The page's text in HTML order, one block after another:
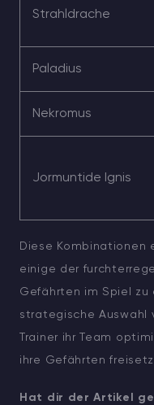
Strahldrache
Paladius
Nekromus
Jormuntide Ignis
Diese Kombinationen
einige der
Gefährten im Spiel zu
strategische Auswahl
Trainer ihr Team
ihre Gefährten
Hat dir der Artikel